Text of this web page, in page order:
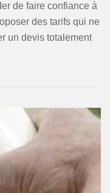
de faire confiance à
des tarifs qui ne
un devis totalement